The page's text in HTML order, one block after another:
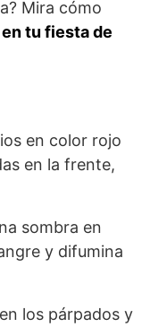
Mira cómo
tu fiesta de
en color rojo
en la frente,
sombra en
y difumina
los párpados y